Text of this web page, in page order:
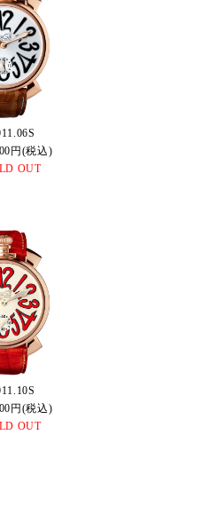
円(税込)
OUT
円(税込)
OUT